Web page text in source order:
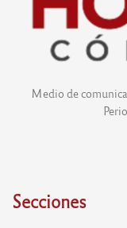
Medio de
Secciones